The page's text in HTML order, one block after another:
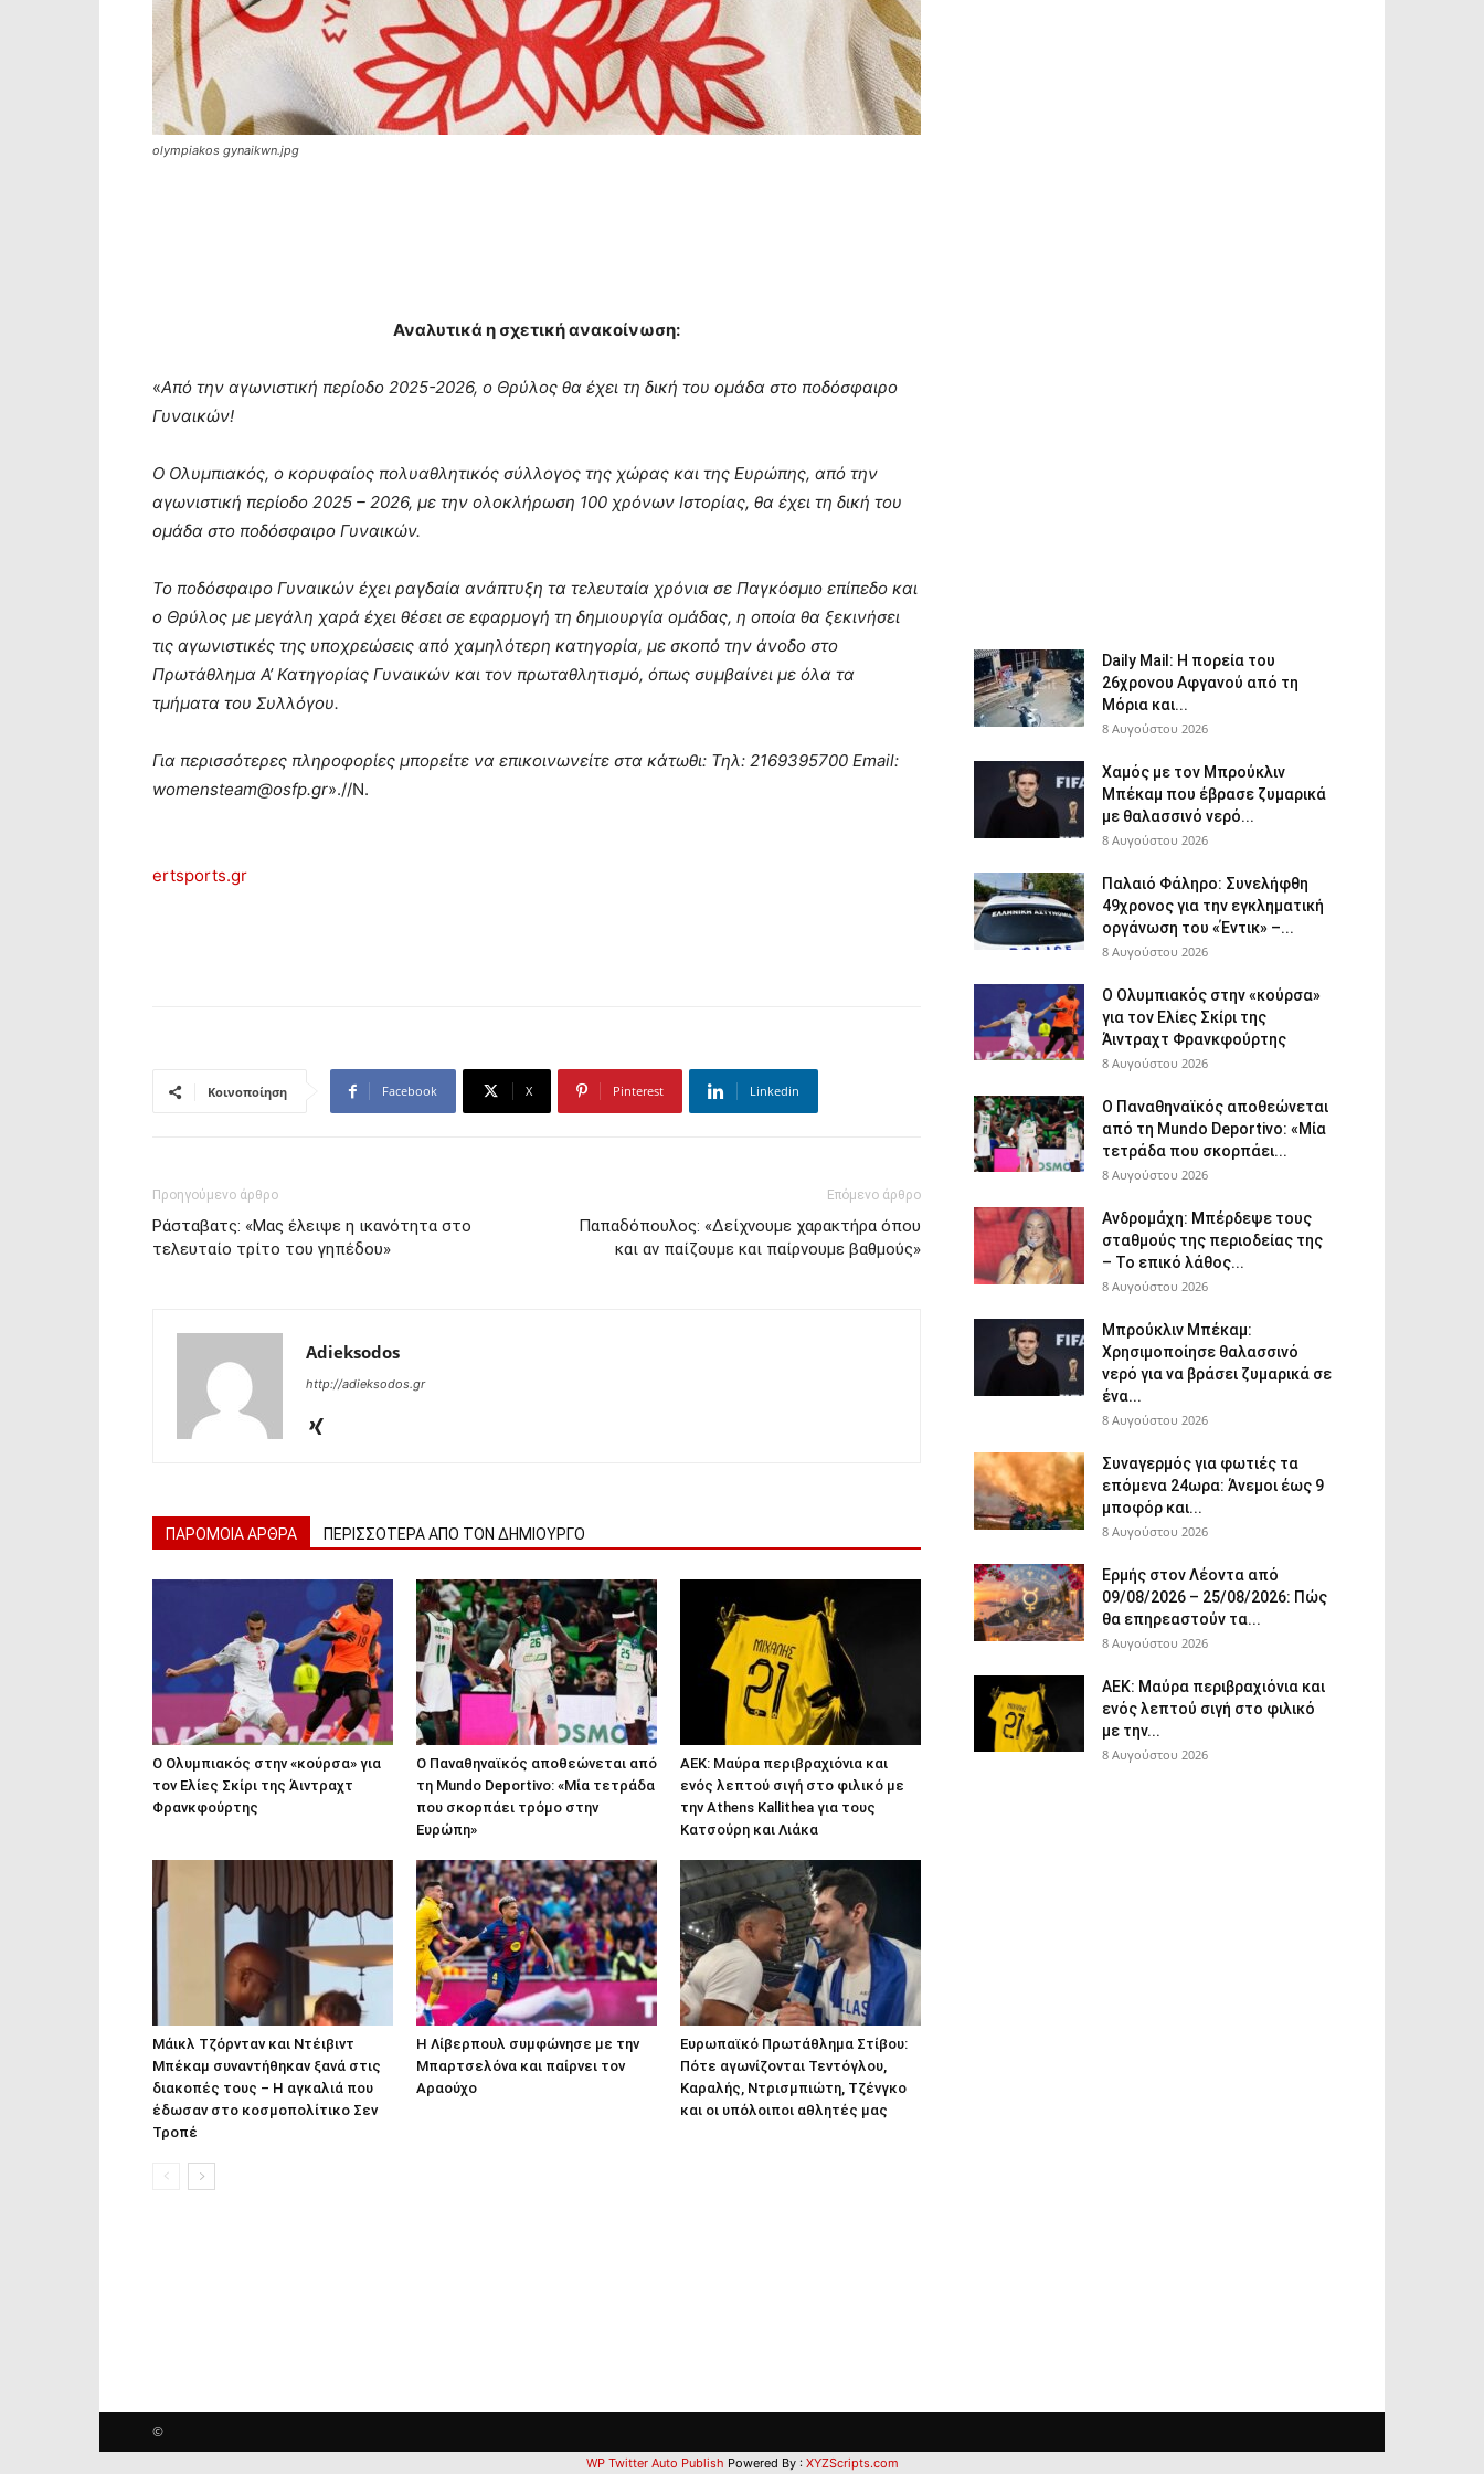
olympiakos gynaikwn.jpg
Αναλυτικά η σχετική ανακοίνωση:
«Από την αγωνιστική περίοδο 2025-2026, ο Θρύλος θα έχει τη δική του ομάδα στο ποδόσφαιρο
Γυναικών!
Ο Ολυμπιακός, ο κορυφαίος πολυαθλητικός σύλλογος της χώρας και της Ευρώπης, από την
αγωνιστική περίοδο 2025 – 2026, με την ολοκλήρωση 100 χρόνων Ιστορίας, θα έχει τη δική του
ομάδα στο ποδόσφαιρο Γυναικών.
Το ποδόσφαιρο Γυναικών έχει ραγδαία ανάπτυξη τα τελευταία χρόνια σε Παγκόσμιο επίπεδο και
ο Θρύλος με μεγάλη χαρά έχει θέσει σε εφαρμογή τη δημιουργία ομάδας, η οποία θα ξεκινήσει
τις αγωνιστικές της υποχρεώσεις από χαμηλότερη κατηγορία, με σκοπό την άνοδο στο
Πρωτάθλημα Α’ Κατηγορίας Γυναικών και τον πρωταθλητισμό, όπως συμβαίνει με όλα τα
τμήματα του Συλλόγου.
Για περισσότερες πληροφορίες μπορείτε να επικοινωνείτε στα κάτωθι: Τηλ: 2169395700 Email:
womensteam@osfp.gr».//Ν.
ertsports.gr
Κοινοποίηση Facebook X Pinterest Linkedin
Προηγούμενο άρθρο
Ράσταβατς: «Μας έλειψε η ικανότητα στο
τελευταίο τρίτο του γηπέδου»
Επόμενο άρθρο
Παπαδόπουλος: «Δείχνουμε χαρακτήρα όπου
και αν παίζουμε και παίρνουμε βαθμούς»
Adieksodos
http://adieksodos.gr
ΠΑΡΟΜΟΙΑ ΑΡΘΡΑ ΠΕΡΙΣΣΟΤΕΡΑ ΑΠΟ ΤΟΝ ΔΗΜΙΟΥΡΓΟ
Ο Ολυμπιακός στην «κούρσα» για
τον Ελίες Σκίρι της Άιντραχτ
Φρανκφούρτης
Ο Παναθηναϊκός αποθεώνεται από
τη Mundo Deportivo: «Μία τετράδα
που σκορπάει τρόμο στην
Ευρώπη»
ΑΕΚ: Μαύρα περιβραχιόνια και
ενός λεπτού σιγή στο φιλικό με
την Athens Kallithea για τους
Κατσούρη και Λιάκα
Μάικλ Τζόρνταν και Ντέιβιντ
Μπέκαμ συναντήθηκαν ξανά στις
διακοπές τους – Η αγκαλιά που
έδωσαν στο κοσμοπολίτικο Σεν
Τροπέ
Η Λίβερπουλ συμφώνησε με την
Μπαρτσελόνα και παίρνει τον
Αραούχο
Ευρωπαϊκό Πρωτάθλημα Στίβου:
Πότε αγωνίζονται Τεντόγλου,
Καραλής, Ντρισμπιώτη, Τζένγκο
και οι υπόλοιποι αθλητές μας
Daily Mail: Η πορεία του
26χρονου Αφγανού από τη
Μόρια και...
8 Αυγούστου 2026
Χαμός με τον Μπρούκλιν
Μπέκαμ που έβρασε ζυμαρικά
με θαλασσινό νερό...
8 Αυγούστου 2026
Παλαιό Φάληρο: Συνελήφθη
49χρονος για την εγκληματική
οργάνωση του «Έντικ» –...
8 Αυγούστου 2026
Ο Ολυμπιακός στην «κούρσα»
για τον Ελίες Σκίρι της
Άιντραχτ Φρανκφούρτης
8 Αυγούστου 2026
Ο Παναθηναϊκός αποθεώνεται
από τη Mundo Deportivo: «Μία
τετράδα που σκορπάει...
8 Αυγούστου 2026
Ανδρομάχη: Μπέρδεψε τους
σταθμούς της περιοδείας της
– Το επικό λάθος...
8 Αυγούστου 2026
Μπρούκλιν Μπέκαμ:
Χρησιμοποίησε θαλασσινό
νερό για να βράσει ζυμαρικά σε
ένα...
8 Αυγούστου 2026
Συναγερμός για φωτιές τα
επόμενα 24ωρα: Άνεμοι έως 9
μποφόρ και...
8 Αυγούστου 2026
Ερμής στον Λέοντα από
09/08/2026 – 25/08/2026: Πώς
θα επηρεαστούν τα...
8 Αυγούστου 2026
ΑΕΚ: Μαύρα περιβραχιόνια και
ενός λεπτού σιγή στο φιλικό
με την...
8 Αυγούστου 2026
©
WP Twitter Auto Publish Powered By : XYZScripts.com